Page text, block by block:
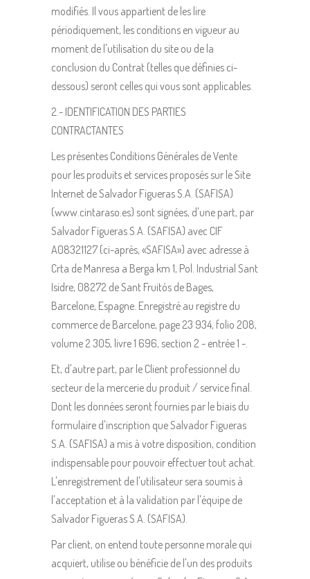
modifiés. Il vous appartient de les lire
périodiquement, les conditions en vigueur au
moment de l'utilisation du site ou de la
conclusion du Contrat (telles que définies ci-
dessous) seront celles qui vous sont applicables.
2.- IDENTIFICATION DES PARTIES
CONTRACTANTES
Les présentes Conditions Générales de Vente
pour les produits et services proposés sur le Site
Internet de Salvador Figueras S.A. (SAFISA)
(www.cintaraso.es) sont signées, d'une part, par
Salvador Figueras S.A. (SAFISA) avec CIF
A08321127 (ci-après, «SAFISA») avec adresse à
Crta de Manresa a Berga km 1, Pol. Industrial Sant
Isidre, 08272 de Sant Fruitós de Bages,
Barcelone, Espagne. Enregistré au registre du
commerce de Barcelone, page 23 934, folio 208,
volume 2 305, livre 1 696, section 2 - entrée 1 -.
Et, d'autre part, par le Client professionnel du
secteur de la mercerie du produit / service final.
Dont les données seront fournies par le biais du
formulaire d'inscription que Salvador Figueras
S.A. (SAFISA) a mis à votre disposition, condition
indispensable pour pouvoir effectuer tout achat.
L'enregistrement de l'utilisateur sera soumis à
l'acceptation et à la validation par l'équipe de
Salvador Figueras S.A. (SAFISA).
Par client, on entend toute personne morale qui
acquiert, utilise ou bénéficie de l'un des produits